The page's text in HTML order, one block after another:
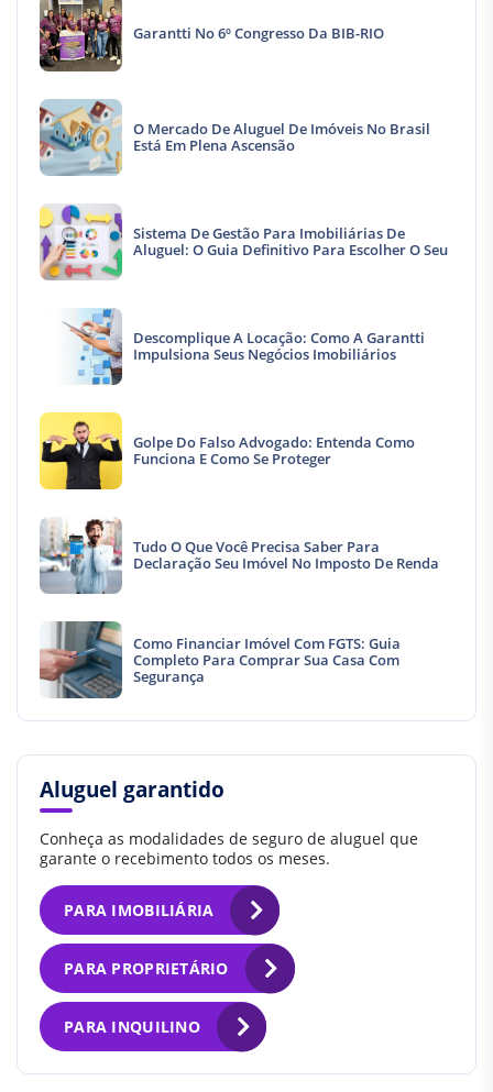
Garantti No 6º Congresso Da BIB-RIO
O Mercado De Aluguel De Imóveis No Brasil
Está Em Plena Ascensão
Sistema De Gestão Para Imobiliárias De
Aluguel: O Guia Definitivo Para Escolher O Seu
Descomplique A Locação: Como A Garantti
Impulsiona Seus Negócios Imobiliários
Golpe Do Falso Advogado: Entenda Como
Funciona E Como Se Proteger
Tudo O Que Você Precisa Saber Para
Declaração Seu Imóvel No Imposto De Renda
Como Financiar Imóvel Com FGTS: Guia
Completo Para Comprar Sua Casa Com
Segurança
Aluguel garantido
Conheça as modalidades de seguro de aluguel que
garante o recebimento todos os meses.
PARA IMOBILIÁRIA
PARA PROPRIETÁRIO
PARA INQUILINO